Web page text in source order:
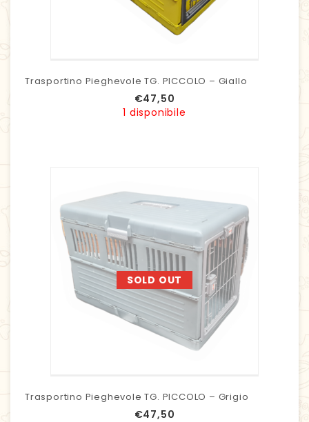
Trasportino Pieghevole TG. PICCOLO – Giallo
€47,50
1 disponibile
SOLD OUT
Trasportino Pieghevole TG. PICCOLO – Grigio
€47,50